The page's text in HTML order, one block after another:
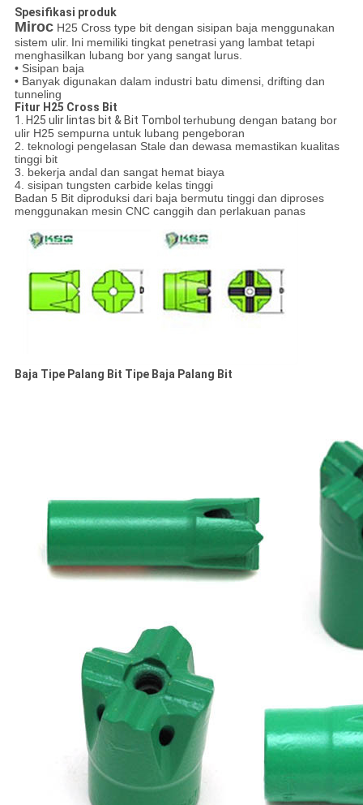
Spesifikasi produk
MirocH25 Cross type bit dengan sisipan baja menggunakan
sistem ulir. Ini memiliki tingkat penetrasi yang lambat tetapi
menghasilkan lubang bor yang sangat lurus.
• Sisipan baja
• Banyak digunakan dalam industri batu dimensi, drifting dan
tunneling
Fitur H25 Cross Bit
1. H25 ulir lintas bit & Bit Tombol terhubung dengan batang bor
ulir H25 sempurna untuk lubang pengeboran
2. teknologi pengelasan Stale dan dewasa memastikan kualitas
tinggi bit
3. bekerja andal dan sangat hemat biaya
4. sisipan tungsten carbide kelas tinggi
Badan 5 Bit diproduksi dari baja bermutu tinggi dan diproses
menggunakan mesin CNC canggih dan perlakuan panas
Baja Tipe Palang Bit Tipe Baja Palang Bit